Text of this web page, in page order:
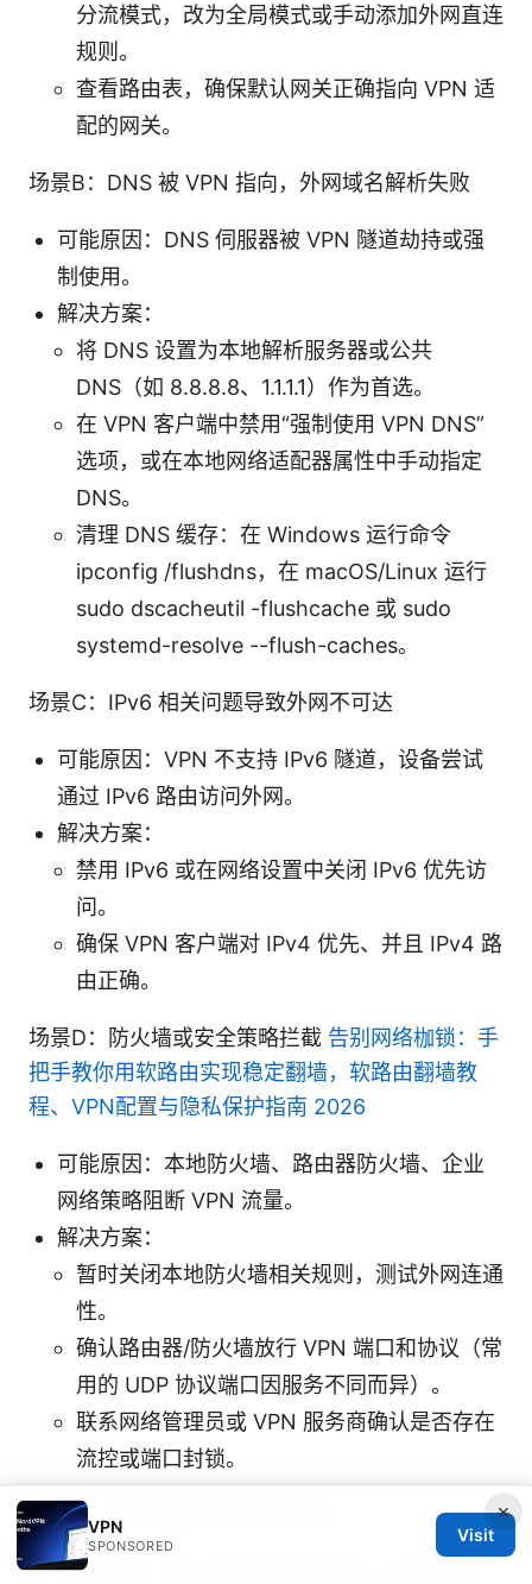
分流模式，改为全局模式或手动添加外网直连
规则。
查看路由表，确保默认网关正确指向 VPN 适
配的网关。
场景B：DNS 被 VPN 指向，外网域名解析失败
可能原因：DNS 伺服器被 VPN 隧道劫持或强
制使用。
解决方案：
将 DNS 设置为本地解析服务器或公共
DNS（如 8.8.8.8、1.1.1.1）作为首选。
在 VPN 客户端中禁用“强制使用 VPN DNS”
选项，或在本地网络适配器属性中手动指定
DNS。
清理 DNS 缓存：在 Windows 运行命令
ipconfig /flushdns，在 macOS/Linux 运行
sudo dscacheutil -flushcache 或 sudo
systemd-resolve --flush-caches。
场景C：IPv6 相关问题导致外网不可达
可能原因：VPN 不支持 IPv6 隧道，设备尝试
通过 IPv6 路由访问外网。
解决方案：
禁用 IPv6 或在网络设置中关闭 IPv6 优先访
问。
确保 VPN 客户端对 IPv4 优先、并且 IPv4 路
由正确。
场景D：防火墙或安全策略拦截 告别网络枷锁：手
把手教你用软路由实现稳定翻墙，软路由翻墙教
程、VPN配置与隐私保护指南 2026
可能原因：本地防火墙、路由器防火墙、企业
网络策略阻断 VPN 流量。
解决方案：
暂时关闭本地防火墙相关规则，测试外网连通
性。
确认路由器/防火墙放行 VPN 端口和协议（常
用的 UDP 协议端口因服务不同而异）。
联系网络管理员或 VPN 服务商确认是否存在
流控或端口封锁。
场景E：客户端或证书/密钥问题
可能原因：VPN 客户端配置错误、证书过期、
×
VPN
SPONSORED
Visit